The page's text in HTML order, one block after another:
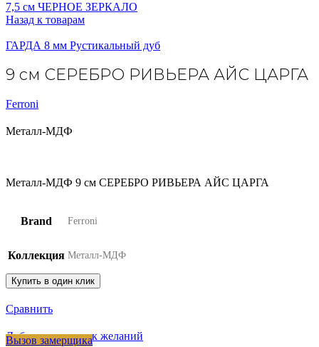
7,5 см ЧЕРНОЕ ЗЕРКАЛО
Назад к товарам
ГАРДА 8 мм Рустикальный дуб
9 см СЕРЕБРО РИВЬЕРА АЙС ЦАРГА
Ferroni
Металл-МДФ
Металл-МДФ 9 см СЕРЕБРО РИВЬЕРА АЙС ЦАРГА
Brand Ferroni
Коллекция Металл-МДФ
Купить в один клик
Сравнить
Добавить в список желаний
Вызов замерщика